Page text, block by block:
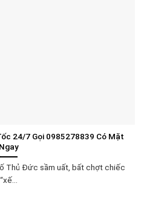
24/7 Gọi 0985278839 Có Mặt
Ngay
Thủ Đức sầm uất, bất chợt chiếc
“xế...